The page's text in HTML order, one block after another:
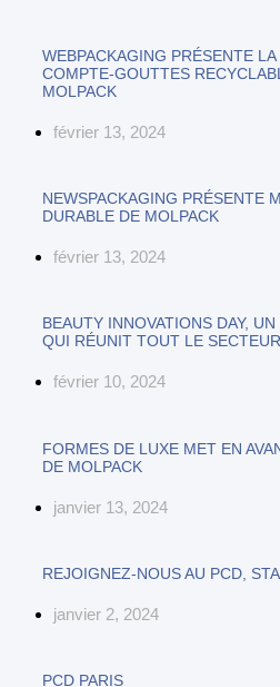
WEBPACKAGING PRÉSENTE
COMPTE-GOUTTES
MOLPACK
février 13, 2024
NEWSPACKAGING PRÉSENTE
DURABLE DE MOLPACK
février 13, 2024
BEAUTY INNOVATIONS DAY,
QUI RÉUNIT TOUT LE SECTEUR
février 10, 2024
FORMES DE LUXE MET EN
DE MOLPACK
janvier 13, 2024
REJOIGNEZ-NOUS AU PCD,
janvier 2, 2024
PCD PARIS